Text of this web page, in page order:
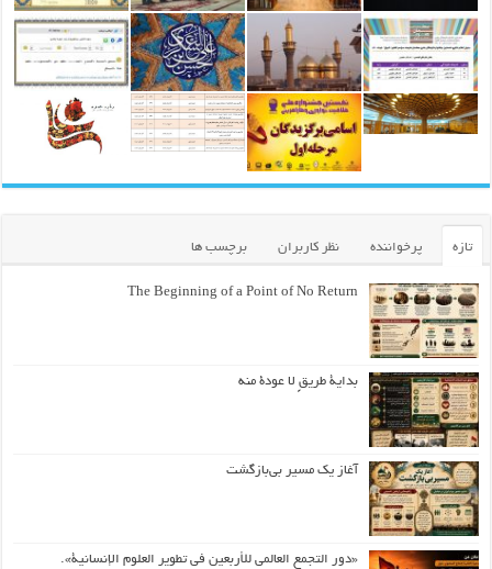
تازه پرخواننده نظر کاربران برچسب ها
The Beginning of a Point of No Return
بداية طريقٍ لا عودة منه
آغاز یک مسیر بی‌بازگشت
«دور التجمع العالمي للأربعين في تطوير العلوم الإنسانية».